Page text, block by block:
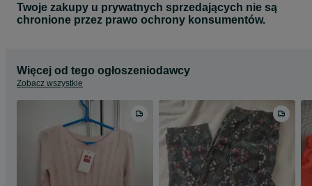
Twoje zakupy u prywatnych sprzedających nie są
chronione przez prawo ochrony konsumentów.
Więcej od tego ogłoszeniodawcy
Zobacz wszystkie